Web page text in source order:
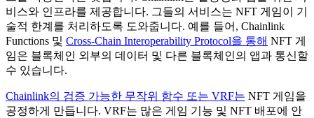
비스와 인프라를 제공합니다. 그들의 서비스는 NFT 게임이 기
술적 한계를 처리하도록 도와줍니다. 예를 들어, Chainlink
Functions 및 Cross-Chain Interoperability Protocol을 통해 NFT 게
임은 블록체인 외부의 데이터 및 다른 블록체인의 앱과 통신할
수 있습니다.
Chainlink의 검증 가능한 무작위 함수 또는 VRF는 NFT 게임을
공정하게 만듭니다. VRF는 많은 게임 기능 및 NFT 배포에 안